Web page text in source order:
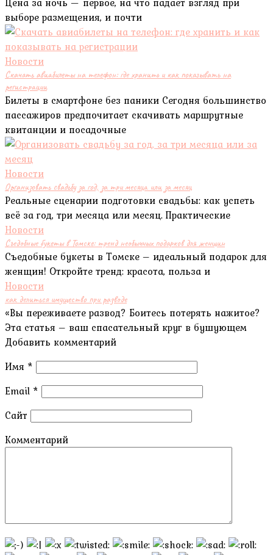
выборе размещения, и почти
Новости
Скачать авиабилеты на телефон: где хранить и как показывать на
регистрации
Билеты в смартфоне без паники Сегодня большинство
пассажиров предпочитает скачивать маршрутные
квитанции и посадочные
Новости
Организовать свадьбу за год, за три месяца или за месяц
Реальные сценарии подготовки свадьбы: как успеть
всё за год, три месяца или месяц. Практические
Новости
Съедобные букеты в Томске: тренд необычных подарков для женщин
Съедобные букеты в Томске – идеальный подарок для
женщин! Откройте тренд: красота, польза и
Новости
как делиться имущество при разводе
«Вы переживаете развод? Боитесь потерять нажитое?
Эта статья – ваш спасательный круг в бушующем
Добавить комментарий
Имя *
Email *
Сайт
Комментарий